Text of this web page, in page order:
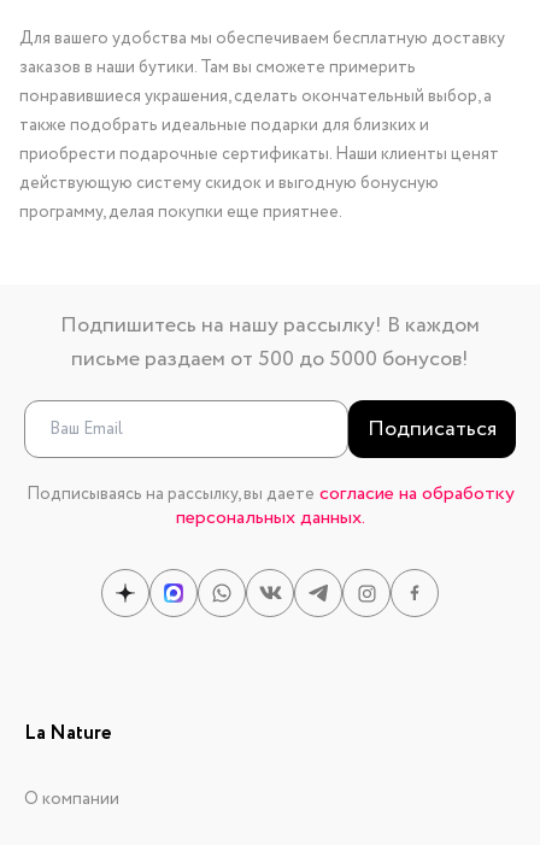
Для вашего удобства мы обеспечиваем бесплатную доставку
заказов в наши бутики. Там вы сможете примерить
понравившиеся украшения, сделать окончательный выбор, а
также подобрать идеальные подарки для близких и
приобрести подарочные сертификаты. Наши клиенты ценят
действующую систему скидок и выгодную бонусную
программу, делая покупки еще приятнее.
Подпишитесь на нашу рассылку! В каждом
письме раздаем от 500 до 5000 бонусов!
Подписаться
Подписываясь на рассылку, вы даете согласие на обработку
персональных данных.
La Nature
О компании